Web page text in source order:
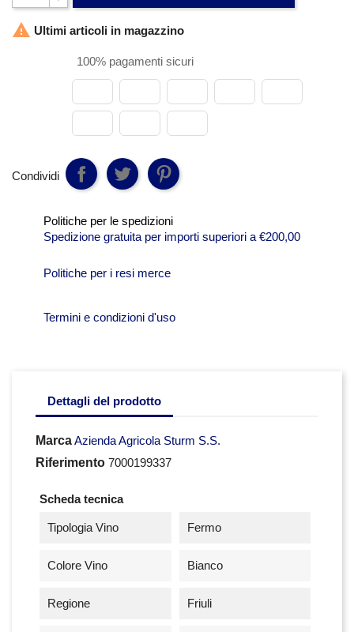
 Ultimi articoli in magazzino
100% pagamenti sicuri
Condividi
Politiche per le spedizioni
Spedizione gratuita per importi superiori a €200,00
Politiche per i resi merce
Termini e condizioni d'uso
Dettagli del prodotto
MarcaAzienda Agricola Sturm S.S.
Riferimento 7000199337
Scheda tecnica
Tipologia Vino Fermo
Colore Vino Bianco
Regione Friuli